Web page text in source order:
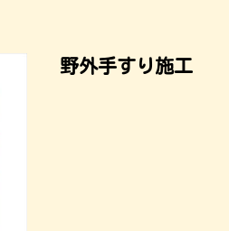
野外手すり施工